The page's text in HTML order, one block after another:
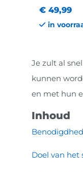
€ 49,99
in
Je zult al
kunnen
en met hun
Inhoud
Doel van het